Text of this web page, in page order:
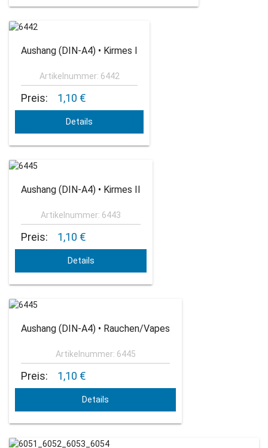
Aushang (DIN-A4) • Kirmes I
Artikelnummer: 6442
Preis: 1,10 €
Details
Aushang (DIN-A4) • Kirmes II
Artikelnummer: 6443
Preis: 1,10 €
Details
Aushang (DIN-A4) • Rauchen/Vapes
Artikelnummer: 6445
Preis: 1,10 €
Details